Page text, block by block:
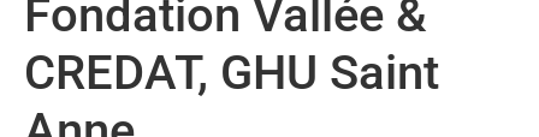
Fondation Vallée &
CREDAT, GHU Saint